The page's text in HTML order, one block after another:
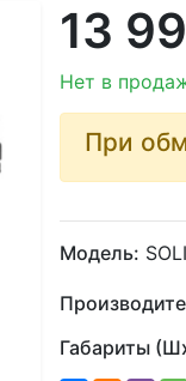
13
Нет в
При
Модель:
Габариты